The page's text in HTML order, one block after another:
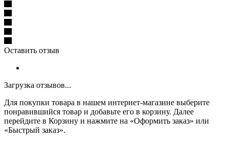
Оставить отзыв
Загрузка отзывов...
Для покупки товара в нашем интернет-магазине выберите
понравившийся товар и добавьте его в корзину. Далее
перейдите в Корзину и нажмите на «Оформить заказ» или
«Быстрый заказ».